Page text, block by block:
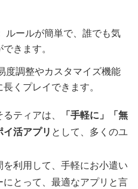
ルールが簡単で、誰でも気
きます。
度調整やカスタマイズ機能
くプレイできます。
ティアは、
「手軽に」「無
活アプリ として、多くのユ
利用して、手軽にお小遣い
とって、最適なアプリと言